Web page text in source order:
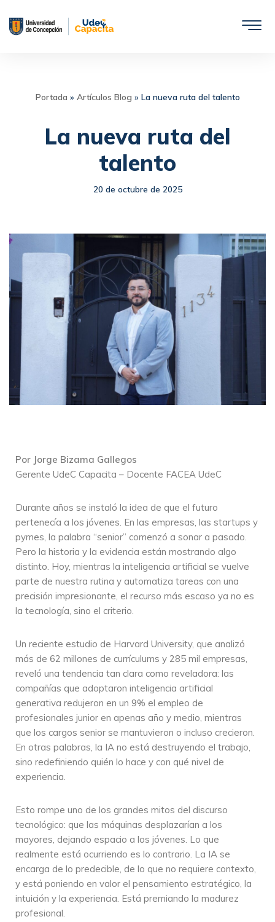
Saltar
Portada » Artículos Blog » La nueva ruta del talento
La nueva ruta del
talento
20 de octubre de 2025
Por Jorge Bizama Gallegos
Gerente UdeC Capacita – Docente FACEA UdeC
Durante años se instaló la idea de que el futuro
pertenecía a los jóvenes. En las empresas, las startups y
pymes, la palabra “senior” comenzó a sonar a pasado.
Pero la historia y la evidencia están mostrando algo
distinto. Hoy, mientras la inteligencia artificial se vuelve
parte de nuestra rutina y automatiza tareas con una
precisión impresionante, el recurso más escaso ya no es
la tecnología, sino el criterio.
Un reciente estudio de Harvard University, que analizó
más de 62 millones de currículums y 285 mil empresas,
reveló una tendencia tan clara como reveladora: las
compañías que adoptaron inteligencia artificial
generativa redujeron en un 9% el empleo de
profesionales junior en apenas año y medio, mientras
que los cargos senior se mantuvieron o incluso crecieron.
En otras palabras, la IA no está destruyendo el trabajo,
sino redefiniendo quién lo hace y con qué nivel de
experiencia.
Esto rompe uno de los grandes mitos del discurso
tecnológico: que las máquinas desplazarían a los
mayores, dejando espacio a los jóvenes. Lo que
realmente está ocurriendo es lo contrario. La IA se
encarga de lo predecible, de lo que no requiere contexto,
y está poniendo en valor el pensamiento estratégico, la
intuición y la experiencia. Está premiando la madurez
profesional.